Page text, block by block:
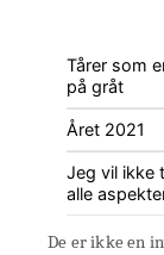
Tårer som
på gråt
Året 2021
Jeg vil ikke
alle
De er ikke en